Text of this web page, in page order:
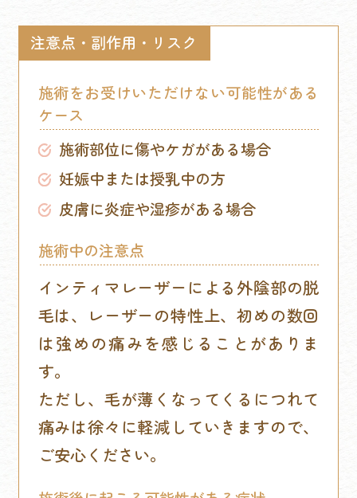
注意点・副作用・リスク
施術をお受けいただけない可能性がある
ケース
施術部位に傷やケガがある場合
妊娠中または授乳中の方
皮膚に炎症や湿疹がある場合
施術中の注意点
インティマレーザーによる外陰部の脱
毛は、レーザーの特性上、初めの数回
は強めの痛みを感じることがありま
す。
ただし、毛が薄くなってくるにつれて
痛みは徐々に軽減していきますので、
ご安心ください。